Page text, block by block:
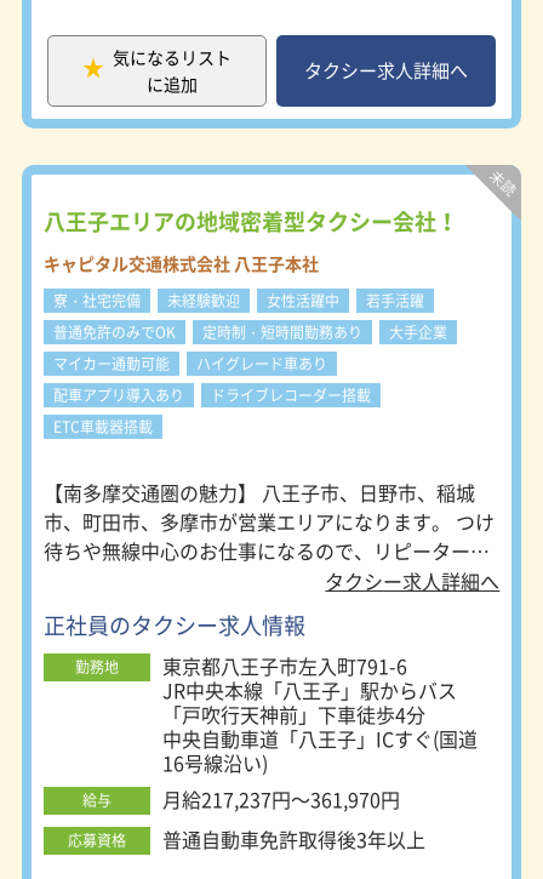
考え、安全・快適・親切なタクシー会
社を目指し、質の向上に日夜努力して
おります。お客様からの信頼をさらに
得られるよう、より良いサービスを提
展開で安定企業 グループ本社の京浜
交通株式会社、人材派遣のケイヒン・
オーガナイズ株式会社、 自動車保険
事業などを行う京浜企業株式会社な
ど、タクシー事業以外も含めて幅広い
グループ事業を展開しています。 ■
ドライバーファーストの福利厚生 賞
与年3回支給、車通勤・バイク通勤・
自転車通勤はすべてOK、駐車場代無
料、 寮からの自社バス送迎あり、二
種免許取得制度あり、給与保障制度あ
り、 エアコンや一部家具付き格安寮
すい環境が整っています。 ■未経験
者歓迎！ 二免許取得費用、教習所費
用は全額会社負担します。 （24万円
を貸与し、毎月1万円返済いただき完
済後に24万円を支給します) また、給
寮費も半年間免除です。 入社後の研
修で懇切丁寧に教育しますので、タク
シードライバーが初めての人でも安心
して乗務がスタートできます。 電話
面接も行っておりますので、遠方の方
もぜひお問い合わせください。
気になるリスト
に追加
タクシー求人詳細へ
八王子エリアの地域密着型タクシー会社！
キャピタル交通株式会社 八王子本社
寮・社宅完備 未経験歓迎 女性活躍中
若手活躍
普通免許のみでOK
定時制・短時間勤務あり
大手企業
マイカー通勤可能
ハイグレード車あり
配車アプリ導入あり
ドライブレコーダー搭載
ETC車載器搭載
【南多摩交通圏の魅力】 八王子市、日野市、稲城
市、町田市、多摩市が営業エリアになります。 つけ
待ちや無線中心のお仕事になるので、リピーター率
が非常に高いです。また、近隣には大型病院や大学
の顧客が多数おります！当社では、地元在住の方が
9割近くいますので地元に慣れ親しんだ道を案内す
るのに長けています！ ☆営業範囲：八王子市・日野
市・町田市・多摩市・稲城市 【社内環境】 当社で
は、未経験の方が90％以上おり、タクシー未経験の
方の教育を熟知しております。また、社員専用の駐
車場を用意しておりますので、通勤などはマイカー
通勤もできます。また、クラブ活動も充実しており
野球部・釣り部・ボウリング部など社員同士の交流
タクシー求人詳細へ
正社員のタクシー求人情報
勤務地
東京都八王子市左入町791-6
JR中央本線「八王子」駅からバス
「戸吹行天神前」下車徒歩4分
中央自動車道「八王子」ICすぐ(国道
16号線沿い)
給与 月給217,237円～361,970円
応募資格
普通自動車免許取得後3年以上